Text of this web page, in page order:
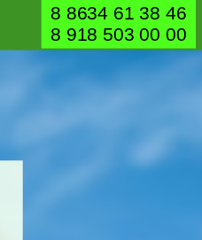
8 8634 61 38 46
8 918 503 00 00